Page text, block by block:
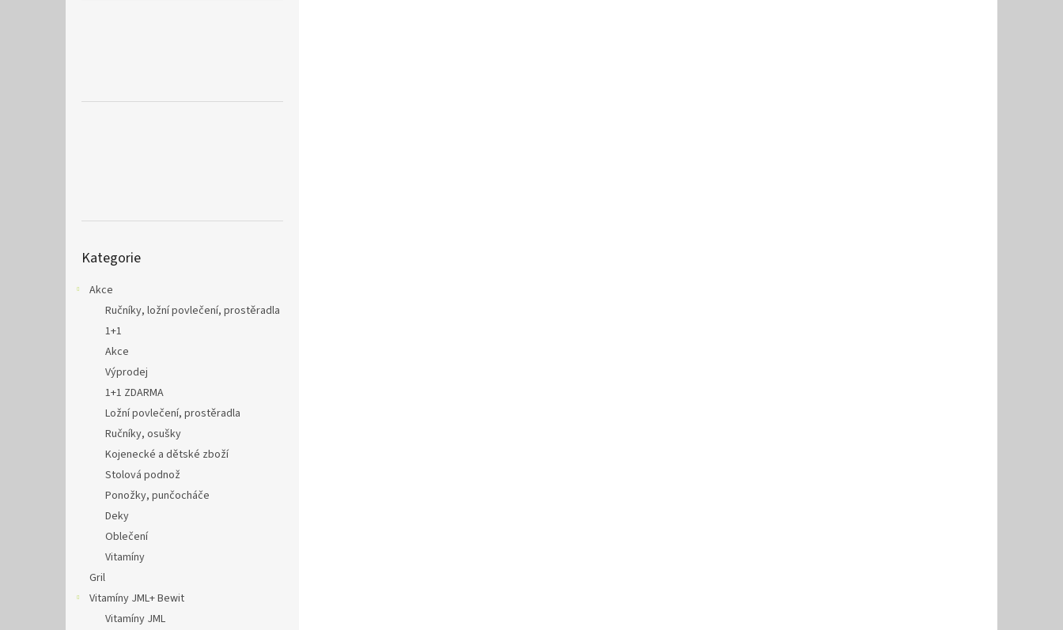
kategorie
Kategorie
Akce
Ručníky, ložní povlečení, prostěradla
1+1
Akce
Výprodej
1+1 ZDARMA
Ložní povlečení, prostěradla
Ručníky, osušky
Kojenecké a dětské zboží
Stolová podnož
Ponožky, punčocháče
Deky
Oblečení
Vitamíny
Gril
Vitamíny JML+ Bewit
Vitamíny JML